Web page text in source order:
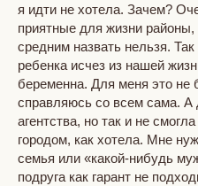
я идти не хотела. Зачем?
приятные для жизни
средним назвать нельзя.
ребенка исчез из нашей
беременна. Для меня это не
справляюсь со всем сама.
агентства, но так и не
городом, как хотела. Мне
семья или «какой-нибудь
подруга как гарант не